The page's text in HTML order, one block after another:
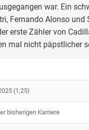
war. Ein
Fernando Alonso und
erste Zähler von
mal nicht päpstlicher
(1,25)
bisherigen Karriere